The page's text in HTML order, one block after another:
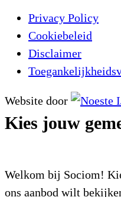
Privacy Policy
Cookiebeleid
Disclaimer
Website door
Kies jouw
Welkom bij Sociom!
ons aanbod wilt